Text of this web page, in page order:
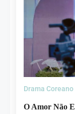
Drama Coreano
O Amor Não